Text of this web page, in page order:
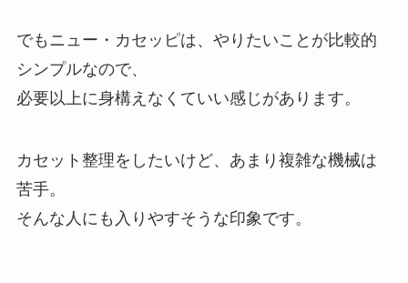
でもニュー・カセッピは、やりたいことが比較的
シンプルなので、
必要以上に身構えなくていい感じがあります。
カセット整理をしたいけど、あまり複雑な機械は
苦手。
そんな人にも入りやすそうな印象です。